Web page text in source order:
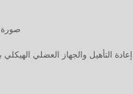
صورة
إعادة التأهيل والجهاز العضلي